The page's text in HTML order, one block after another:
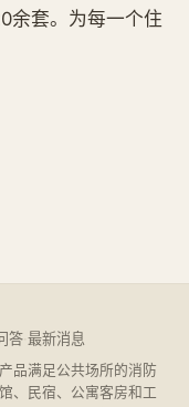
余套。为每一个住
答· 最新消息
品满足公共场所的消防
、民宿、公寓客房和工